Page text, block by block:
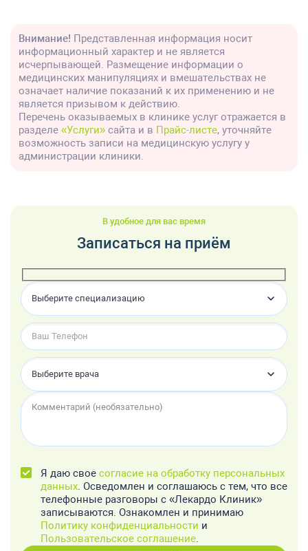
Внимание! Представленная информация носит
информационный характер и не является
исчерпывающей. Размещение информации о
медицинских манипуляциях и вмешательствах не
означает наличие показаний к их применению и не
является призывом к действию.
Перечень оказываемых в клинике услуг отражается в
разделе «Услуги» сайта и в Прайс-листе, уточняйте
возможность записи на медицинскую услугу у
администрации клиники.
В удобное для вас время
Записаться на приём
Выберите специализацию
Выберите врача
Я даю свое согласие на обработку персональных
данных. Осведомлен и соглашаюсь с тем, что все
телефонные разговоры с «Лекардо Клиник»
записываются. Ознакомлен и принимаю
Политику конфиденциальности и
Пользовательское соглашение.